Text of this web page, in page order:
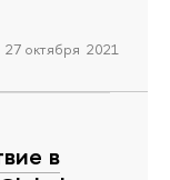
27 октября 2021
в